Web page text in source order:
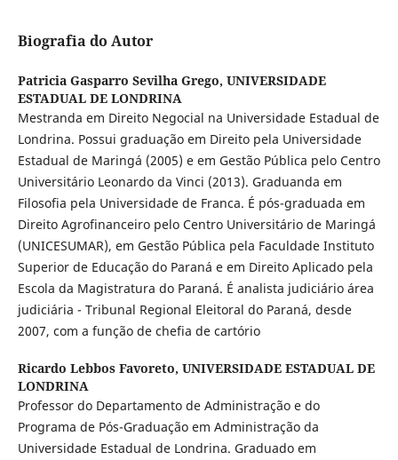
Biografia do Autor
Patricia Gasparro Sevilha Grego, UNIVERSIDADE
ESTADUAL DE LONDRINA
Mestranda em Direito Negocial na Universidade Estadual de
Londrina. Possui graduação em Direito pela Universidade
Estadual de Maringá (2005) e em Gestão Pública pelo Centro
Universitário Leonardo da Vinci (2013). Graduanda em
Filosofia pela Universidade de Franca. É pós-graduada em
Direito Agrofinanceiro pelo Centro Universitário de Maringá
(UNICESUMAR), em Gestão Pública pela Faculdade Instituto
Superior de Educação do Paraná e em Direito Aplicado pela
Escola da Magistratura do Paraná. É analista judiciário área
judiciária - Tribunal Regional Eleitoral do Paraná, desde
2007, com a função de chefia de cartório
Ricardo Lebbos Favoreto, UNIVERSIDADE ESTADUAL DE
LONDRINA
Professor do Departamento de Administração e do
Programa de Pós-Graduação em Administração da
Universidade Estadual de Londrina. Graduado em